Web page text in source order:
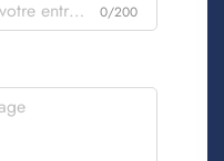
0/200